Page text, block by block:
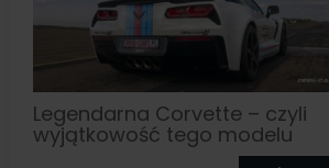
Legendarna Corvette – czyli
wyjątkowość tego modelu